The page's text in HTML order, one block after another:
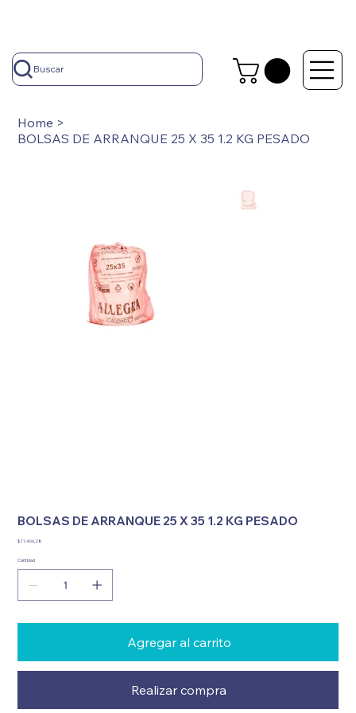
Buscar
Home >
BOLSAS DE ARRANQUE 25 X 35 1.2 KG PESADO
BOLSAS DE ARRANQUE 25 X 35 1.2 KG PESADO
Precio
$ 11.406,28
Cantidad
Agregar al carrito
Realizar compra